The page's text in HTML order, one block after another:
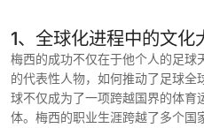
1、全球化进程中的文化
梅西的成功不仅在于他个人的足球
的代表性人物，如何推动了足球全
球不仅成为了一项跨越国界的体育
体。梅西的职业生涯跨越了多个国